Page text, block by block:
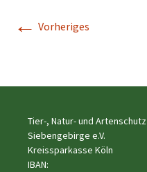
← Vorheriges
Tier-, Natur- und Artenschutz
Siebengebirge e.V.
Kreissparkasse Köln
IBAN: